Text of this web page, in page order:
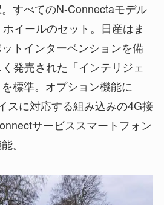
すべてのN-Connectaモデル
イールのセット。日産はま
トインターベンションを備
発売された「インテリジェ
標準。オプション機能に
スに対応する組み込みの4G接
サービススマートフォン
。